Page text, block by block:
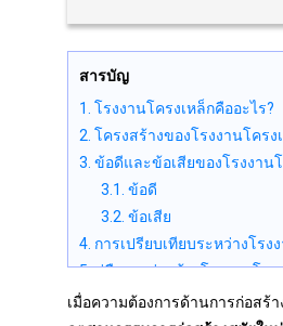
สารบัญ
1. โรงงานโครงเหล็กคืออะไร?
2. โครงสร้างของโรงงานโครง
3. ข้อดีและข้อเสียของโรงงาน
3.1. ข้อดี
3.2. ข้อเสีย
4. การเปรียบเทียบระหว่างโร
5. คู่มือการก่อสร้างโรงงานโคร
6. ค่าก่อสร้างล่าสุดสำหรับโรง
เมื่อความต้องการด้านการก่